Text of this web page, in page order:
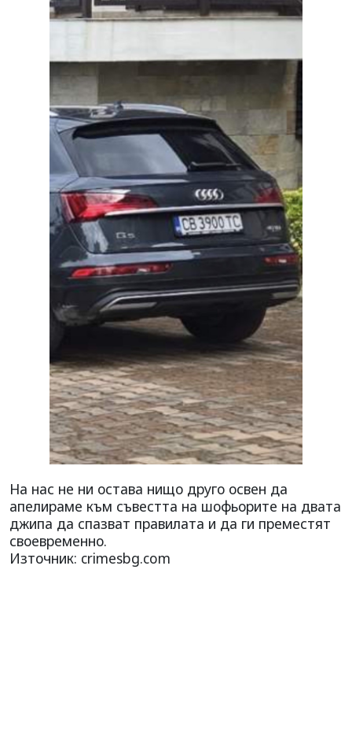
На нас не ни остава нищо друго освен да
апелираме към съвестта на шофьорите на двата
джипа да спазват правилата и да ги преместят
своевременно.
Източник: crimesbg.com